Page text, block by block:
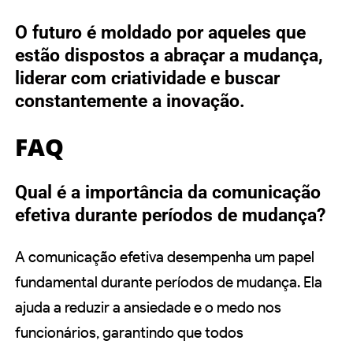
O futuro é moldado por aqueles que
estão dispostos a abraçar a mudança,
liderar com criatividade e buscar
constantemente a inovação.
FAQ
Qual é a importância da comunicação
efetiva durante períodos de mudança?
A comunicação efetiva desempenha um papel
fundamental durante períodos de mudança. Ela
ajuda a reduzir a ansiedade e o medo nos
funcionários, garantindo que todos